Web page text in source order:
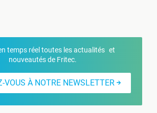
temps réel toutes les actualités et
nouveautés de Fritec.
VOUS À NOTRE NEWSLETTER